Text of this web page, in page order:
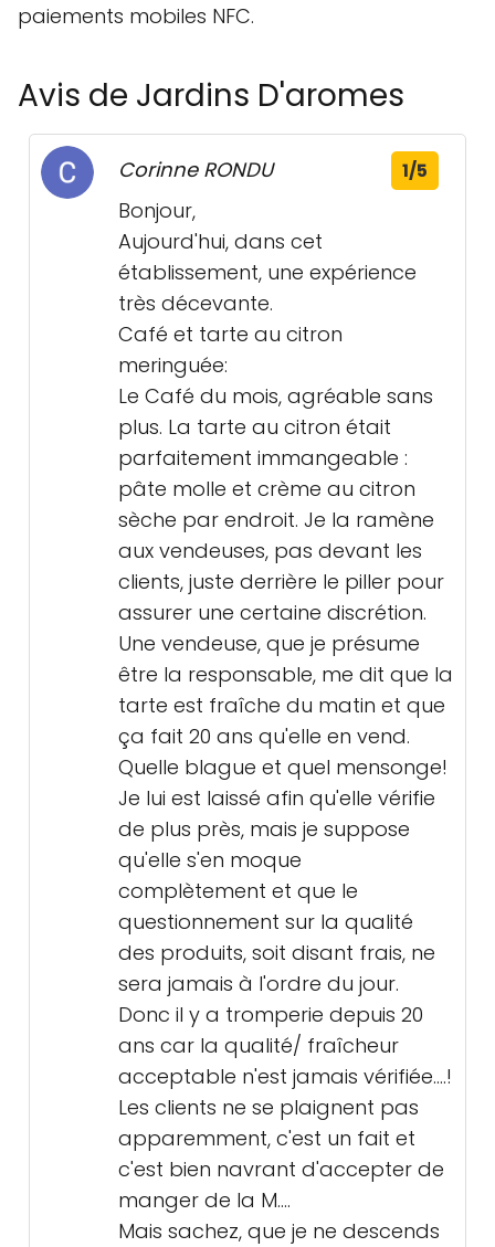
paiements mobiles NFC.
Avis de Jardins D'aromes
Corinne RONDU 1/5
Bonjour,
Aujourd'hui, dans cet
établissement, une expérience
très décevante.
Café et tarte au citron
meringuée:
Le Café du mois, agréable sans
plus. La tarte au citron était
parfaitement immangeable :
pâte molle et crème au citron
sèche par endroit. Je la ramène
aux vendeuses, pas devant les
clients, juste derrière le piller pour
assurer une certaine discrétion.
Une vendeuse, que je présume
être la responsable, me dit que la
tarte est fraîche du matin et que
ça fait 20 ans qu'elle en vend.
Quelle blague et quel mensonge!
Je lui est laissé afin qu'elle vérifie
de plus près, mais je suppose
qu'elle s'en moque
complètement et que le
questionnement sur la qualité
des produits, soit disant frais, ne
sera jamais à l'ordre du jour.
Donc il y a tromperie depuis 20
ans car la qualité/ fraîcheur
acceptable n'est jamais vérifiée....!
Les clients ne se plaignent pas
apparemment, c'est un fait et
c'est bien navrant d'accepter de
manger de la M....
Mais sachez, que je ne descends